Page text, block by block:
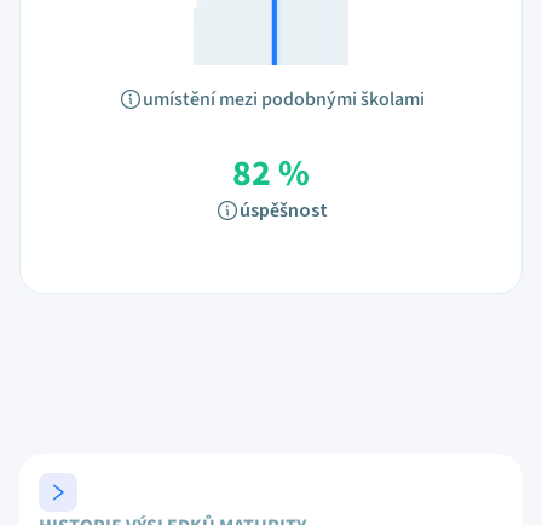
umístění mezi podobnými školami
82 %
úspěšnost